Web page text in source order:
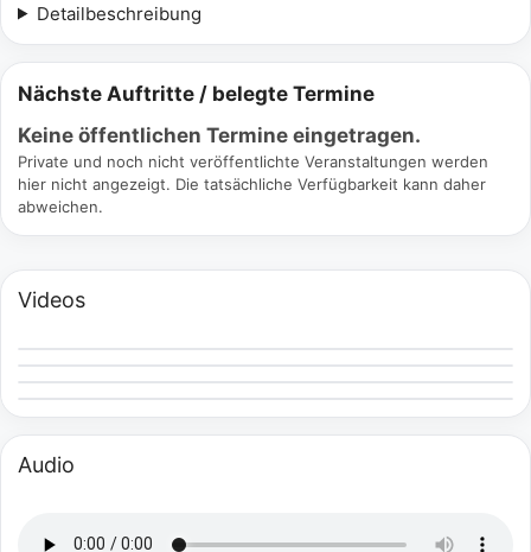
Detailbeschreibung
Nächste Auftritte / belegte Termine
Keine öffentlichen Termine eingetragen.
Private und noch nicht veröffentlichte Veranstaltungen werden
hier nicht angezeigt. Die tatsächliche Verfügbarkeit kann daher
abweichen.
Videos
Audio